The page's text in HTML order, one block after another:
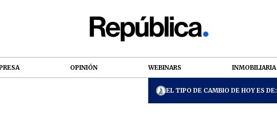
OPINIÓN WEBINARS INMOBILIARIA
EL TIPO DE CAMBIO DE HOY ES DE: